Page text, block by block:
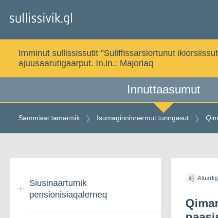
Imminut sullississutit "Suliffissarsiortunut
ajuusaarutigaarput. In.in.: Majoriaq
Innuttaasumut
Sammisat tamarmik Isumaginninnermut tunngasut
indholdetSiusinaartumik
pensionisiaqalerneq